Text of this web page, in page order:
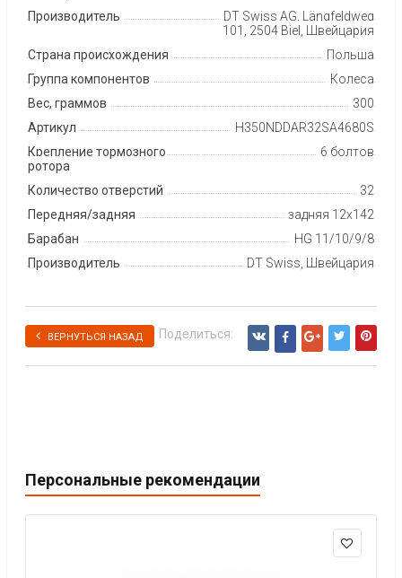
Производитель
DT Swiss AG, Längfeldweg
101, 2504 Biel, Швейцария
Страна происхождения
Польша
Группа компонентов
Колеса
Вес, граммов
300
Артикул
H350NDDAR32SA4680S
Крепление тормозного
ротора
6 болтов
Количество отверстий
32
Передняя/задняя
задняя 12x142
Барабан
HG 11/10/9/8
Производитель
DT Swiss, Швейцария
ВЕРНУТЬСЯ НАЗАД Поделиться:
Персональные рекомендации